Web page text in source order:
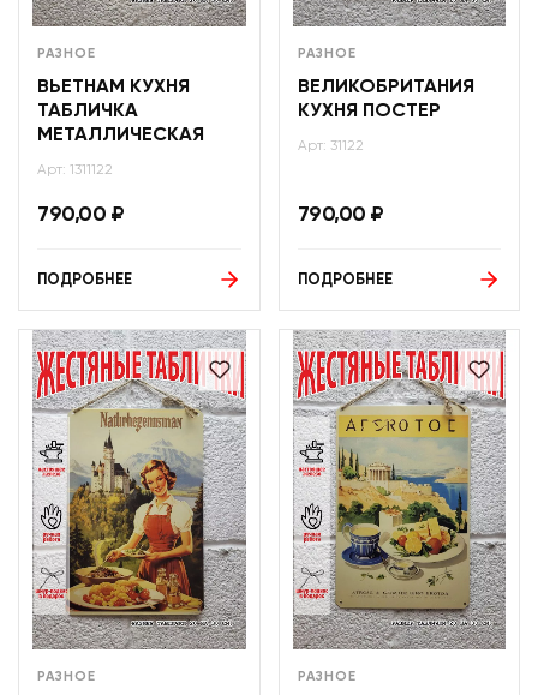
РАЗНОЕ
ВЬЕТНАМ КУХНЯ
ТАБЛИЧКА
МЕТАЛЛИЧЕСКАЯ
Арт: 1311122
790,00 ₽
ПОДРОБНЕЕ
РАЗНОЕ
ВЕЛИКОБРИТАНИЯ
КУХНЯ ПОСТЕР
Арт: 31122
790,00 ₽
ПОДРОБНЕЕ
РАЗНОЕ РАЗНОЕ